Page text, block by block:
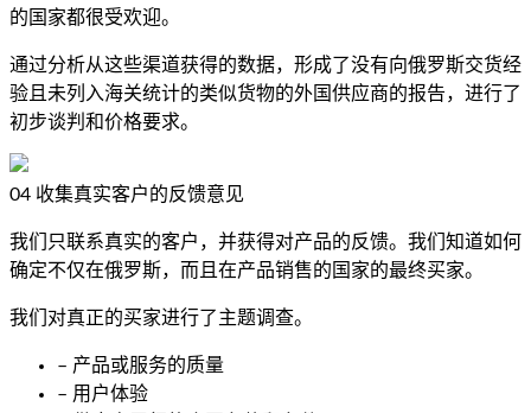
的国家都很受欢迎。
通过分析从这些渠道获得的数据，形成了没有向俄罗斯交货经
验且未列入海关统计的类似货物的外国供应商的报告，进行了
初步谈判和价格要求。
04 收集真实客户的反馈意见
我们只联系真实的客户，并获得对产品的反馈。我们知道如何
确定不仅在俄罗斯，而且在产品销售的国家的最终买家。
我们对真正的买家进行了主题调查。
– 产品或服务的质量
– 用户体验